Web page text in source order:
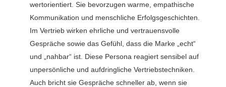
wertorientiert. Sie bevorzugen warme, empathische
Kommunikation und menschliche Erfolgsgeschichten.
Im Vertrieb wirken ehrliche und vertrauensvolle
Gespräche sowie das Gefühl, dass die Marke „echt“
und „nahbar“ ist. Diese Persona reagiert sensibel auf
unpersönliche und aufdringliche Vertriebstechniken.
Auch bricht sie Gespräche schneller ab, wenn sie